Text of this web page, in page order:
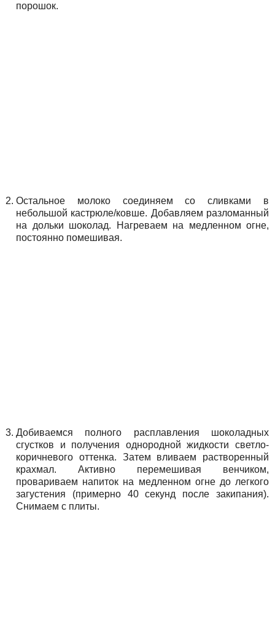
порошок.
Остальное молоко соединяем со сливками в
небольшой кастрюле/ковше. Добавляем разломанный
на дольки шоколад. Нагреваем на медленном огне,
постоянно помешивая.
Добиваемся полного расплавления шоколадных
сгустков и получения однородной жидкости светло-
коричневого оттенка. Затем вливаем растворенный
крахмал. Активно перемешивая венчиком,
провариваем напиток на медленном огне до легкого
загустения (примерно 40 секунд после закипания).
Снимаем с плиты.